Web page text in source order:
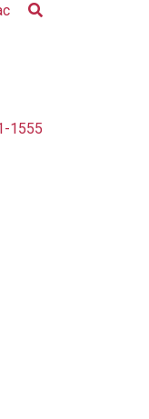
Амгалан
1555